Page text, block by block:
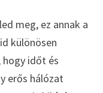
meg, ez annak a
különösen
hogy időt és
erős hálózat